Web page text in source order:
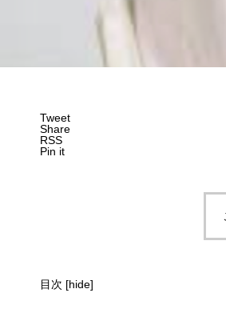
Tweet
Share
RSS
Pin it
目次 [hide]